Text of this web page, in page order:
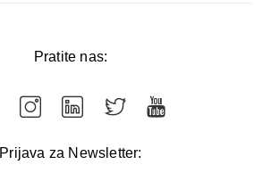
Pratite nas:
Prijava za Newsletter: